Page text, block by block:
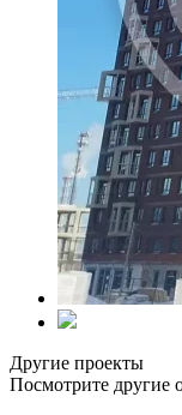
Другие проекты
Посмотрите другие